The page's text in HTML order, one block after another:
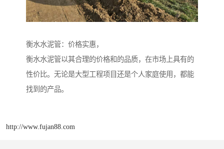
衡水水泥管：价格实惠，
衡水水泥管以其合理的价格和的品质，在市场上具有的
性价比。无论是大型工程项目还是个人家庭使用，都能
找到的产品。
http://www.fujan88.com